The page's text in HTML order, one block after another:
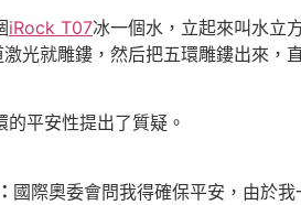
iRock T07冰一個水，立起來叫水立
光就雕鏤，然后把五環雕鏤出來，
平安性提出了質疑。
國際奧委會問我得確保平安，由於